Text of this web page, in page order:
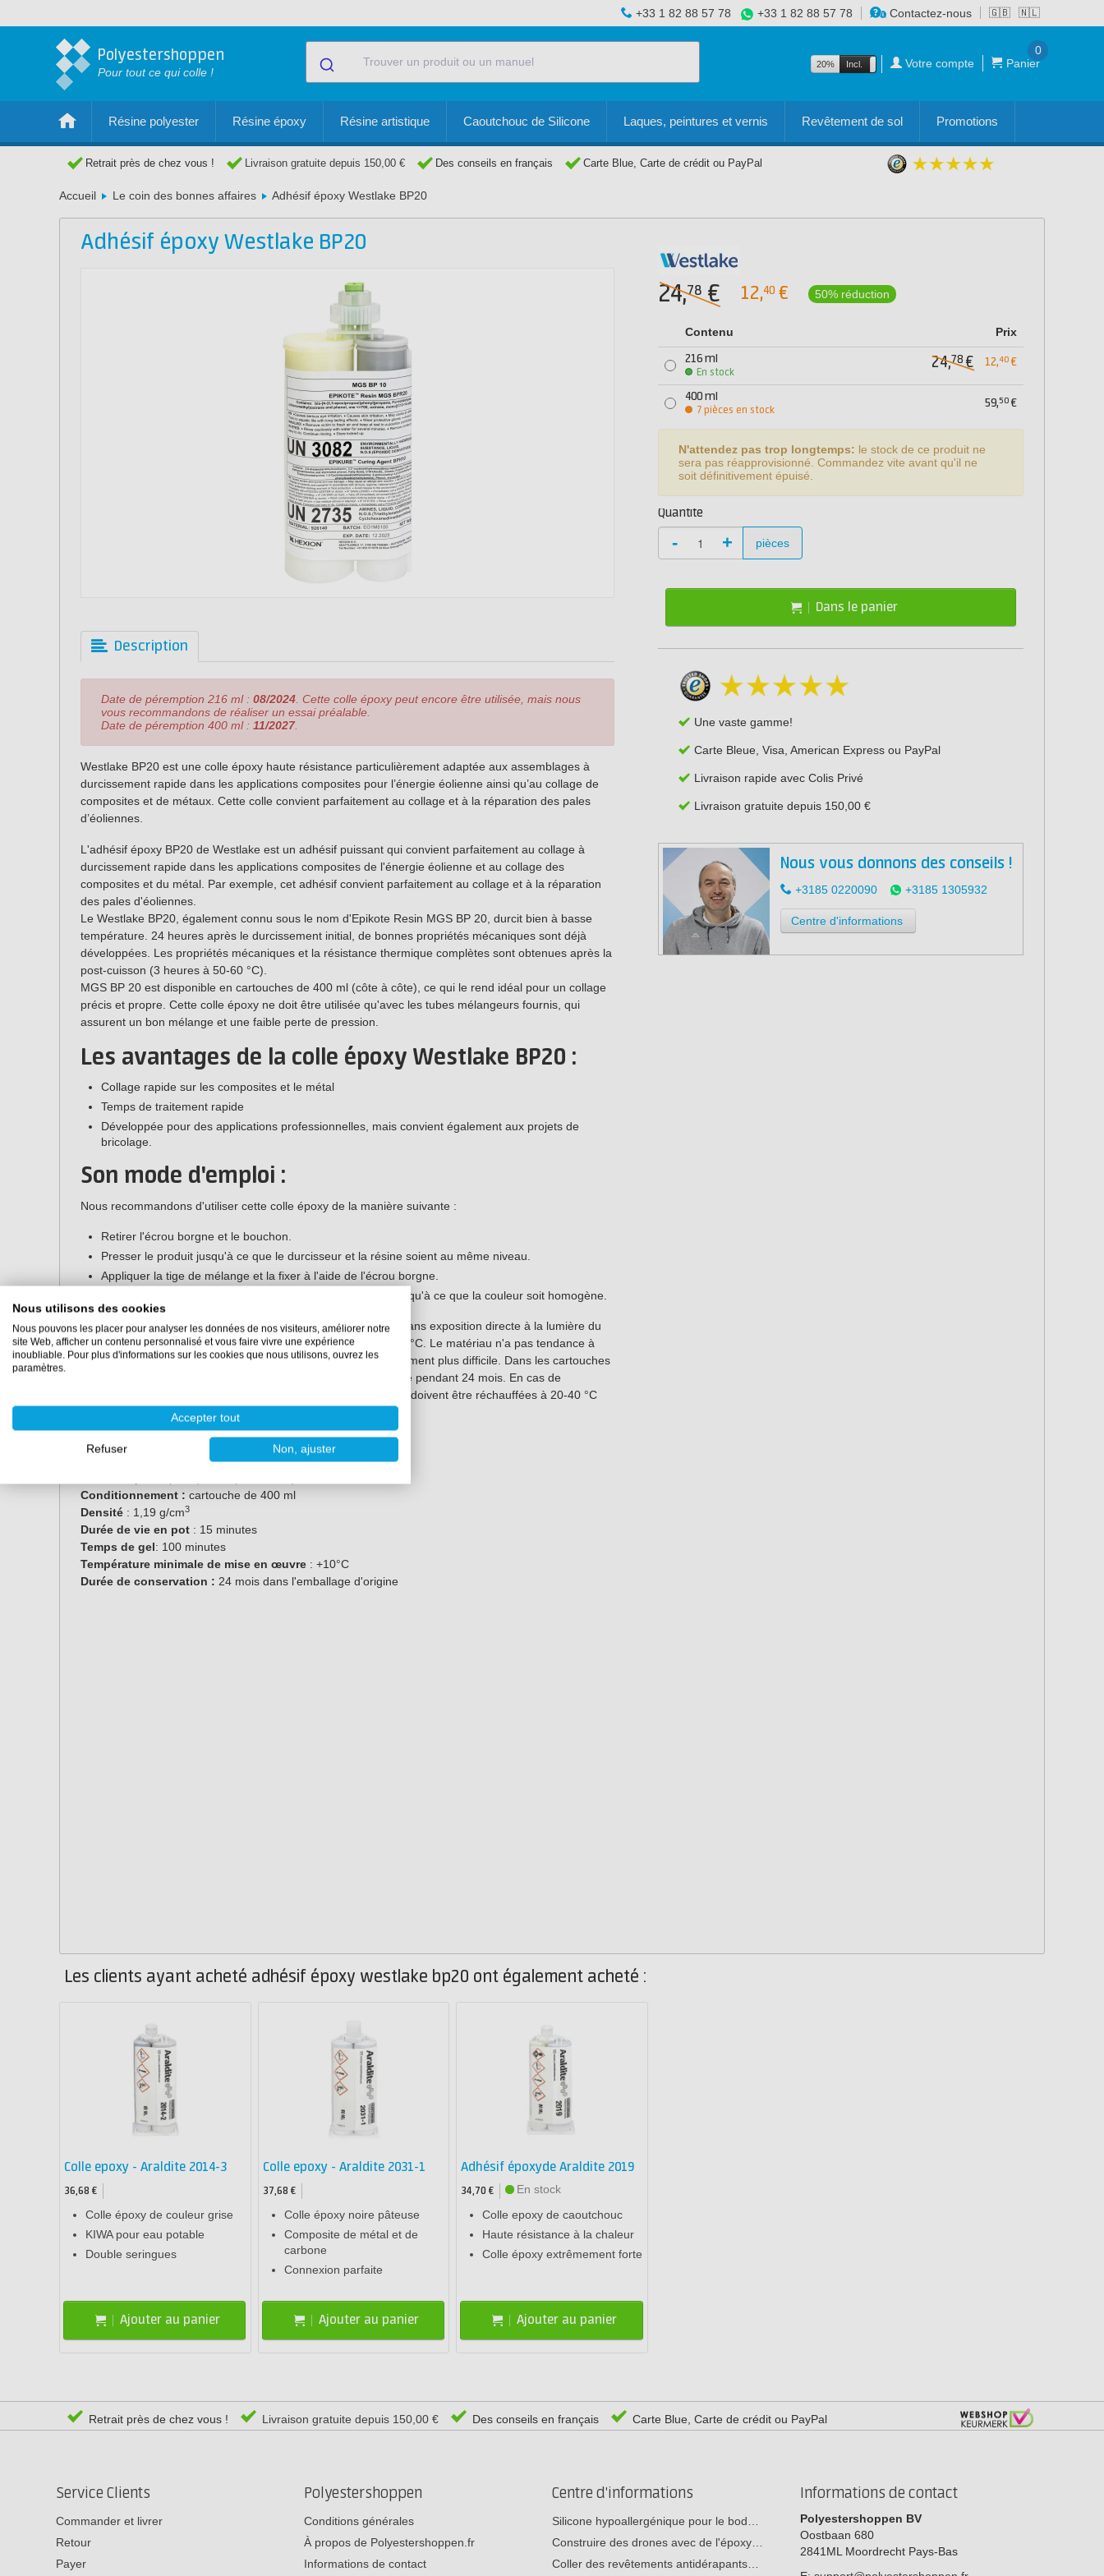
🇬🇧 🇳🇱
+33 1 82 88 57 78 +33 1 82 88 57 78 Contactez-nous
Polyestershoppen
Pour tout ce qui colle !
20% Incl. Excl. Votre compte Panier
0
Résine polyester Résine époxy Résine artistique Caoutchouc de Silicone Laques, peintures et vernis Revêtement de sol Promotions
Retrait près de chez vous ! Livraison gratuite depuis 150,00 € Des conseils en français Carte Blue, Carte de crédit ou PayPal
Accueil Le coin des bonnes affaires Adhésif époxy Westlake BP20
Adhésif époxy Westlake BP20
Description
Date de péremption 216 ml : 08/2024 . Cette colle époxy peut encore être utilisée, mais nous
vous recommandons de réaliser un essai préalable.
Date de péremption 400 ml : 11/2027.
Westlake BP20 est une colle époxy haute résistance particulièrement adaptée aux assemblages à
durcissement rapide dans les applications composites pour l’énergie éolienne ainsi qu’au collage de
composites et de métaux. Cette colle convient parfaitement au collage et à la réparation des pales
d’éoliennes.
L'adhésif époxy BP20 de Westlake est un adhésif puissant qui convient parfaitement au collage à
durcissement rapide dans les applications composites de l'énergie éolienne et au collage des
composites et du métal. Par exemple, cet adhésif convient parfaitement au collage et à la réparation
des pales d'éoliennes.
Le Westlake BP20, également connu sous le nom d'Epikote Resin MGS BP 20, durcit bien à basse
température. 24 heures après le durcissement initial, de bonnes propriétés mécaniques sont déjà
développées. Les propriétés mécaniques et la résistance thermique complètes sont obtenues après la
post-cuisson (3 heures à 50-60 °C).
MGS BP 20 est disponible en cartouches de 400 ml (côte à côte), ce qui le rend idéal pour un collage
précis et propre. Cette colle époxy ne doit être utilisée qu'avec les tubes mélangeurs fournis, qui
assurent un bon mélange et une faible perte de pression.
Les avantages de la colle époxy Westlake BP20 :
Collage rapide sur les composites et le métal
Temps de traitement rapide
Développée pour des applications professionnelles, mais convient également aux projets de
bricolage.
Son mode d'emploi :
Nous recommandons d'utiliser cette colle époxy de la manière suivante :
Retirer l'écrou borgne et le bouchon.
Presser le produit jusqu'à ce que le durcisseur et la résine soient au même niveau.
Appliquer la tige de mélange et la fixer à l'aide de l'écrou borgne.
Vaporiser les 5 à 15 premiers grammes de la cartouche jusqu'à ce que la couleur soit homogène.
Nous recommandons de conserver l'adhésif dans l'obscurité (sans exposition directe à la lumière du
soleil ou aux UV) à des températures comprises entre 15 et 30 °C. Le matériau n'a pas tendance à
cristalliser, mais des températures plus basses rendent le traitement plus difficile. Dans les cartouches
emballées et scellées à l'origine, le MGS BP 20 peut être stocké pendant 24 mois. En cas de
traitement du MGS BP 20 à basse température, les cartouches doivent être réchauffées à 20-40 °C
avant d'être utilisées.
Ses p ropriétés :
Conditionnement : cartouche de 400 ml
Densité : 1,19 g/cm3
Durée de vie en pot : 15 minutes
Temps de gel: 100 minutes
Température minimale de mise en œuvre : +10°C
Durée de conservation : 24 mois dans l'emballage d'origine
12,40 €
24,78 € 50% réduction
Contenu Prix
216 ml
En stock
12,40 €
24,78€
400 ml
7 pièces en stock
59,50 €
N'attendez pas trop longtemps: le stock de ce produit ne
sera pas réapprovisionné. Commandez vite avant qu'il ne
soit définitivement épuisé.
Quantité
- + pièces
Dans le panier
Une vaste gamme!
Carte Bleue, Visa, American Express ou PayPal
Livraison rapide avec Colis Privé
Livraison gratuite depuis 150,00 €
Nous vous donnons des conseils !
+3185 0220090 +3185 1305932
Centre d'informations
Les clients ayant acheté adhésif époxy westlake bp20 ont également acheté :
Colle epoxy - Araldite 2014-3
36,68 €
Colle époxy de couleur grise
KIWA pour eau potable
Double seringues
Ajouter au panier
Colle epoxy - Araldite 2031-1
37,68 €
Colle époxy noire pâteuse
Composite de métal et de
carbone
Connexion parfaite
Ajouter au panier
Adhésif époxyde Araldite 2019
34,70 €
En stock
Colle epoxy de caoutchouc
Haute résistance à la chaleur
Colle époxy extrêmement forte
Ajouter au panier
Retrait près de chez vous ! Livraison gratuite depuis 150,00 € Des conseils en français Carte Blue, Carte de crédit ou PayPal
Service Clients
Commander et livrer
Retour
Payer
Polyestershoppen
Conditions générales
À propos de Polyestershoppen.fr
Informations de contact
Centre d'informations
Silicone hypoallergénique pour le bod…
Construire des drones avec de l'époxy…
Coller des revêtements antidérapants…
Informations de contact
Polyestershoppen BV
Oostbaan 680
2841ML Moordrecht Pays-Bas
Nous utilisons des cookies
Nous pouvons les placer pour analyser les données de nos visiteurs, améliorer notre
site Web, afficher un contenu personnalisé et vous faire vivre une expérience
inoubliable. Pour plus d'informations sur les cookies que nous utilisons, ouvrez les
paramètres.
Accepter tout
Refuser Non, ajuster